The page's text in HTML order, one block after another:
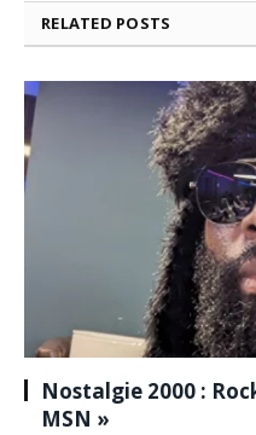
RELATED POSTS
Nostalgie 2000 :
MSN »